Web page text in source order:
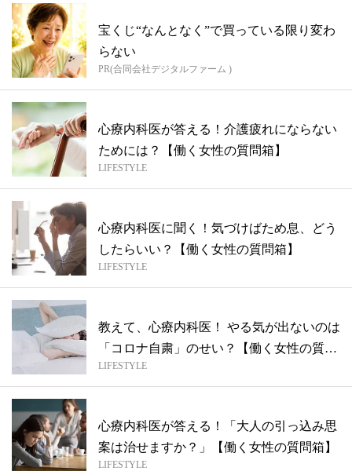
宝くじ“なんとなく”で買っている限り変わ
らない
PR(合同会社デジタルファーム )
心療内科医が答える！介護疲れにならない
ためには？【働く女性の質問箱】
LIFESTYLE
心療内科医に聞く！気づけばため息、どう
したらいい？【働く女性の質問箱】
LIFESTYLE
教えて、心療内科医！ やる気が出ないのは
「コロナ自粛」のせい？【働く女性の質問
箱...
LIFESTYLE
心療内科医が答える！「大人の引っ込み思
案は治せますか？」【働く女性の質問箱】
LIFESTYLE